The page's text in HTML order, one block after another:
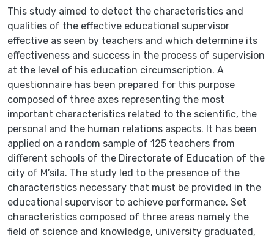
This study aimed to detect the characteristics and
qualities of the effective educational supervisor
effective as seen by teachers and which determine its
effectiveness and success in the process of supervision
at the level of his education circumscription. A
questionnaire has been prepared for this purpose
composed of three axes representing the most
important characteristics related to the scientific, the
personal and the human relations aspects. It has been
applied on a random sample of 125 teachers from
different schools of the Directorate of Education of the
city of M’sila. The study led to the presence of the
characteristics necessary that must be provided in the
educational supervisor to achieve performance. Set
characteristics composed of three areas namely the
field of science and knowledge, university graduated,